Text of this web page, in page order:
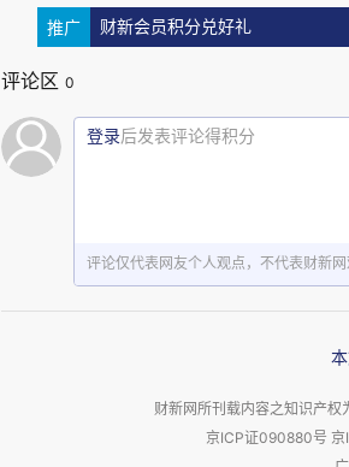
但是因为规划水平以及短视等原因，大
人撸串，他拍着大腿痛心疾首的说中关
嘴脸像极了天龙八部中四大恶人的扈三
公，租金已经涨到了28元/天/平米，金
核心原因就是未来已经没有供应量了，
问题二：北京市政府迁往通州会
首先我们应该思考北京现有核心
是因为“一行三会”的入驻而形成，国家
推广 财新会员积分兑好礼
评论区 0
登录后发表评论得积分
评论仅代表网友个人观点，不代表财新网
财新网所刊载内容之知识产权
京ICP证090880号 京